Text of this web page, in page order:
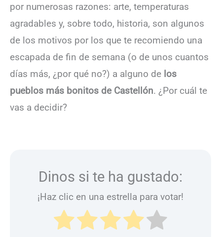
por numerosas razones: arte, temperaturas
agradables y, sobre todo, historia, son algunos
de los motivos por los que te recomiendo una
escapada de fin de semana (o de unos cuantos
días más, ¿por qué no?) a alguno de los
pueblos más bonitos de Castellón. ¿Por cuál te
vas a decidir?
Dinos si te ha gustado:
¡Haz clic en una estrella para votar!